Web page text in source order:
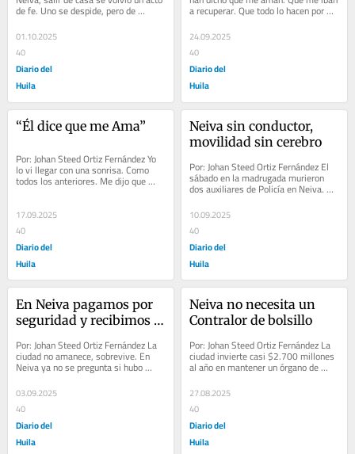
de fe. Uno se despide, pero de
antemano debe encomendarse a Dios
para...
01.10.2025
40
Diario del
Huila
a recuperar. Que todo lo hacen por
mí. Me pintan en vallas con lemas
dulces:...
24.09.2025
40
Diario del
Huila
“Él dice que me Ama”
Por: Johan Steed Ortiz Fernández Yo
lo vi llegar con una sonrisa. Como
todos los anteriores. Me dijo que
esta vez sería diferente. Que iba a...
17.09.2025
40
Diario del
Huila
Neiva sin conductor,
movilidad sin cerebro
Por: Johan Steed Ortiz Fernández El
sábado en la madrugada murieron
dos auxiliares de Policía en Neiva.
se...
10.09.2025
40
Diario del
Huila
En Neiva pagamos por
seguridad y recibimos
Por: Johan Steed Ortiz Fernández La
ciudad no amanece, sobrevive. En
Neiva ya no se pregunta si hubo
muertos, sino cuántos. El conteo
macabro lo...
03.09.2025
40
Diario del
Huila
Neiva no necesita un
Contralor de bolsillo
Por: Johan Steed Ortiz Fernández La
ciudad invierte casi $2.700 millones
al año en mantener un órgano de
control que debería vigilar
celosamente...
27.08.2025
40
Diario del
Huila